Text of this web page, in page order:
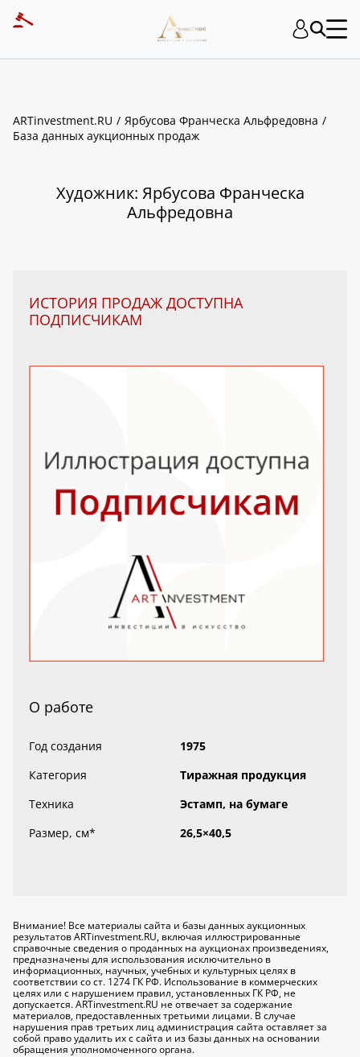
ARTinvestment.RU
Ярбусова Франческа Альфредовна
База данных аукционных продаж
Художник: Ярбусова Франческа
Альфредовна
ИСТОРИЯ ПРОДАЖ ДОСТУПНА
ПОДПИСЧИКАМ
О работе
Год создания
1975
Категория
Тиражная продукция
Техника
Эстамп, на бумаге
Размер, см* 26,5×40,5
Внимание! Все материалы сайта и базы данных аукционных
результатов ARTinvestment.RU, включая иллюстрированные
справочные сведения о проданных на аукционах произведениях,
предназначены для использования исключительно в
информационных, научных, учебных и культурных целях в
соответствии со ст. 1274 ГК РФ. Использование в коммерческих
целях или с нарушением правил, установленных ГК РФ, не
допускается. ARTinvestment.RU не отвечает за содержание
материалов, предоставленных третьими лицами. В случае
нарушения прав третьих лиц администрация сайта оставляет за
собой право удалить их с сайта и из базы данных на основании
обращения уполномоченного органа.